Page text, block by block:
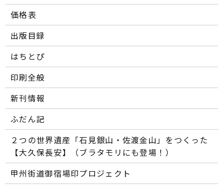
価格表
出版目録
はちとぴ
印刷全般
新刊情報
ふだん記
２つの世界遺産「石見銀山・佐渡金山」をつくった
【大久保長安】（ブラタモリにも登場！）
甲州街道御宿場印プロジェクト